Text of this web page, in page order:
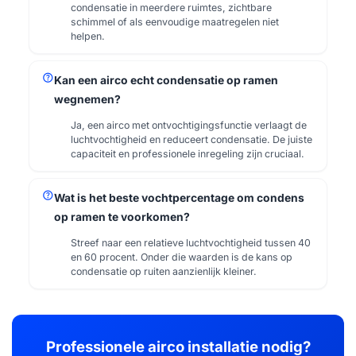
condensatie in meerdere ruimtes, zichtbare
schimmel of als eenvoudige maatregelen niet
helpen.
helpKan een airco echt condensatie op ramen
wegnemen?
Ja, een airco met ontvochtigingsfunctie verlaagt de
luchtvochtigheid en reduceert condensatie. De juiste
capaciteit en professionele inregeling zijn cruciaal.
helpWat is het beste vochtpercentage om condens
op ramen te voorkomen?
Streef naar een relatieve luchtvochtigheid tussen 40
en 60 procent. Onder die waarden is de kans op
condensatie op ruiten aanzienlijk kleiner.
Professionele airco installatie nodig?